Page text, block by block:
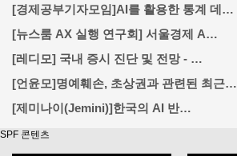
[경제공부기자모임]AI를 활용한 통계 데…
[뉴스룸 AX 실행 연구회] 서울경제 A…
[레디모] 국내 증시 진단 및 전망 - …
[언윤모]명예훼손, 초상권과 관련된 최근…
[제미나이(Jemini)]한국의 AI 반…
SPF 콘텐츠